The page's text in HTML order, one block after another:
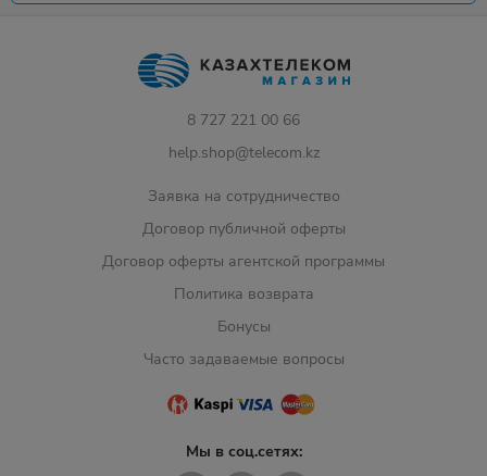
8 727 221 00 66
help.shop@telecom.kz
Заявка на сотрудничество
Договор публичной оферты
Договор оферты агентской программы
Политика возврата
Бонусы
Часто задаваемые вопросы
Мы в соц.сетях: